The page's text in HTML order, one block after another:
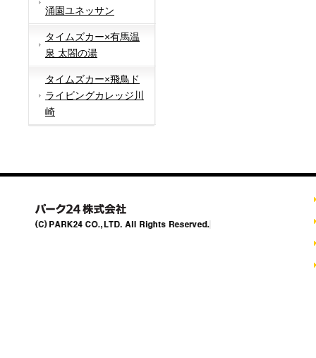
涌園ユネッサン
タイムズカー×有馬温
泉 太閤の湯
タイムズカー×飛鳥ド
ライビングカレッジ川
崎